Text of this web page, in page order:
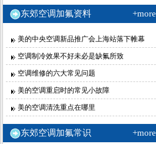
+more
东郊空调加氟资料
美的中央空调新品推广会上海站落下帷幕
空调制冷效果不好未必是缺氟所致
空调维修的六大常见问题
美的空调重启时的常见小故障
美的空调清洗重点在哪里
+more
东郊空调加氟常识